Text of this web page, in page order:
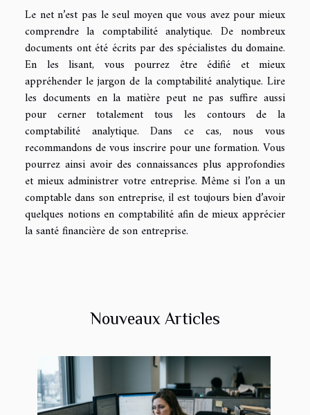
Le net n’est pas le seul moyen que vous avez pour mieux
comprendre la comptabilité analytique. De nombreux
documents ont été écrits par des spécialistes du domaine.
En les lisant, vous pourrez être édifié et mieux
appréhender le jargon de la comptabilité analytique. Lire
les documents en la matière peut ne pas suffire aussi
pour cerner totalement tous les contours de la
comptabilité analytique. Dans ce cas, nous vous
recommandons de vous inscrire pour une formation. Vous
pourrez ainsi avoir des connaissances plus approfondies
et mieux administrer votre entreprise. Même si l’on a un
comptable dans son entreprise, il est toujours bien d’avoir
quelques notions en comptabilité afin de mieux apprécier
la santé financière de son entreprise.
Nouveaux Articles